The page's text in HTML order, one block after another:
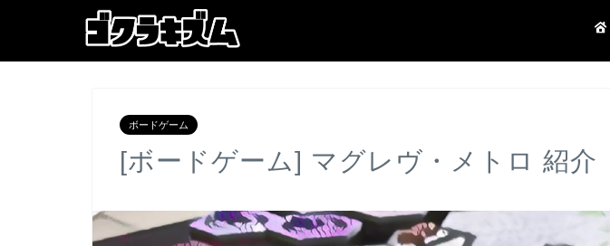
ボードゲーム
[ボードゲーム] マグレヴ・メトロ 紹介